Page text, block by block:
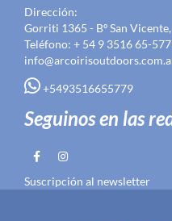
Dirección:
Gorriti 1365 - Bº San
Teléfono: + 54 9 3516 65-
+5493516655779
Seguinos en las
Suscripción al newsletter